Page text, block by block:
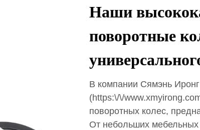
Наши
поворотные
В компании Сямэнь
(https:\/\/
поворотных колес,
От небольших